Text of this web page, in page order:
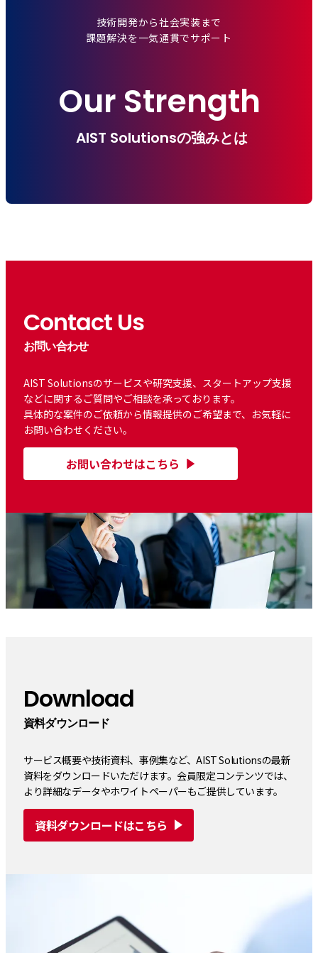
技術開発から社会実装まで
課題解決を一気通貫でサポート
Our Strength
AIST Solutionsの強みとは
Contact Us
お問い合わせ
AIST Solutionsのサービスや研究支援、スタートアップ支援
などに関するご質問やご相談を承っております。
具体的な案件のご依頼から情報提供のご希望まで、お気軽に
お問い合わせください。
お問い合わせはこちら
Download
資料ダウンロード
サービス概要や技術資料、事例集など、AIST Solutionsの最新
資料をダウンロードいただけます。会員限定コンテンツでは、
より詳細なデータやホワイトペーパーもご提供しています。
資料ダウンロードはこちら